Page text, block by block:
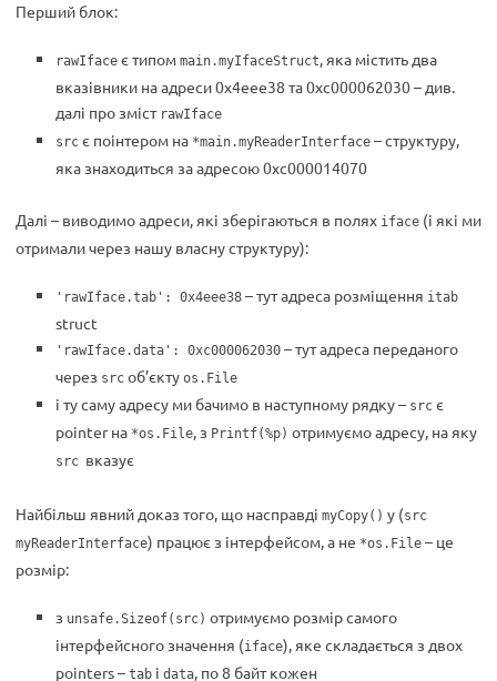
Перший блок:
rawIface є типом main.myIfaceStruct, яка містить два
вказівники на адреси 0x4eee38 та 0xc000062030 – див.
далі про зміст rawIface
src є поінтером на *main.myReaderInterface – структуру,
яка знаходиться за адресою 0xc000014070
Далі – виводимо адреси, які зберігаються в полях iface (і які ми
отримали через нашу власну структуру):
'rawIface.tab': 0x4eee38 – тут адреса розміщення itab
struct
'rawIface.data': 0xc000062030 – тут адреса переданого
через src об’єкту os.File
і ту саму адресу ми бачимо в наступному рядку – src є
pointer на *os.File, з Printf(%p) отримуємо адресу, на яку
src вказує
Найбільш явний доказ того, що насправді myCopy() у (src
myReaderInterface) працює з інтерфейсом, а не *os.File – це
розмір:
з unsafe.Sizeof(src) отримуємо розмір самого
інтерфейсного значення (iface), яке складається з двох
pointers – tab і data, по 8 байт кожен